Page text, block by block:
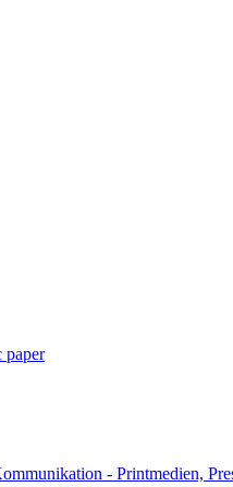
paper
- Printmedien,